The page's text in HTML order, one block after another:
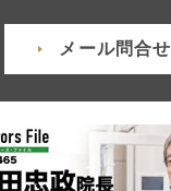
メール問合せ